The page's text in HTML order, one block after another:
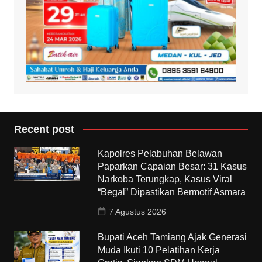
Recent post
Kapolres Pelabuhan Belawan
Paparkan Capaian Besar: 31 Kasus
Narkoba Terungkap, Kasus Viral
“Begal” Dipastikan Bermotif Asmara
7 Agustus 2026
Bupati Aceh Tamiang Ajak Generasi
Muda Ikuti 10 Pelatihan Kerja